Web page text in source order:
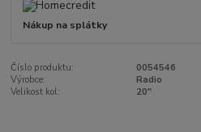
Nákup na splátky
Číslo produktu:
0054546
Výrobce:
Radio
Velikost kol:
20"